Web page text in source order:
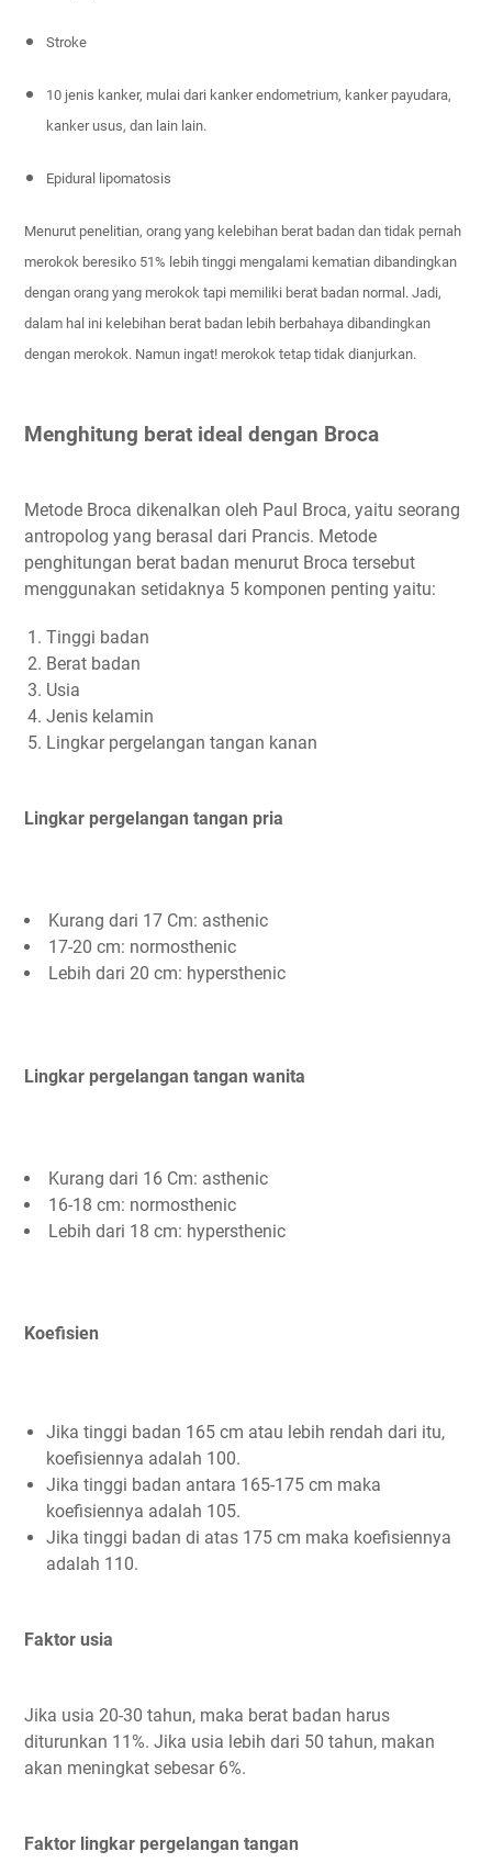
Stroke
10 jenis kanker, mulai dari kanker endometrium, kanker payudara,
kanker usus, dan lain lain.
Epidural lipomatosis
Menurut penelitian, orang yang kelebihan berat badan dan tidak pernah
merokok beresiko 51% lebih tinggi mengalami kematian dibandingkan
dengan orang yang merokok tapi memiliki berat badan normal. Jadi,
dalam hal ini kelebihan berat badan lebih berbahaya dibandingkan
dengan merokok. Namun ingat! merokok tetap tidak dianjurkan.
Menghitung berat ideal dengan Broca
Metode Broca dikenalkan oleh Paul Broca, yaitu seorang
antropolog yang berasal dari Prancis. Metode
penghitungan berat badan menurut Broca tersebut
menggunakan setidaknya 5 komponen penting yaitu:
Tinggi badan
Berat badan
Usia
Jenis kelamin
Lingkar pergelangan tangan kanan
Lingkar pergelangan tangan pria
Kurang dari 17 Cm: asthenic
17-20 cm: normosthenic
Lebih dari 20 cm: hypersthenic
Lingkar pergelangan tangan wanita
Kurang dari 16 Cm: asthenic
16-18 cm: normosthenic
Lebih dari 18 cm: hypersthenic
Koefisien
Jika tinggi badan 165 cm atau lebih rendah dari itu,
koefisiennya adalah 100.
Jika tinggi badan antara 165-175 cm maka
koefisiennya adalah 105.
Jika tinggi badan di atas 175 cm maka koefisiennya
adalah 110.
Faktor usia
Jika usia 20-30 tahun, maka berat badan harus
diturunkan 11%. Jika usia lebih dari 50 tahun, makan
akan meningkat sebesar 6%.
Faktor lingkar pergelangan tangan